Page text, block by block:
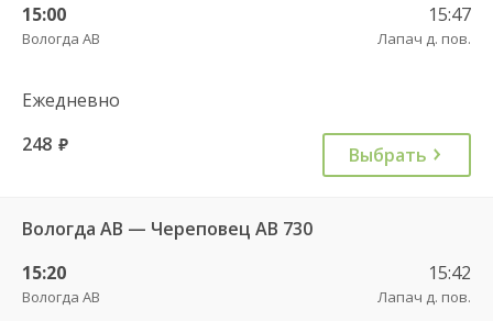
15:00
Вологда АВ
15:47
Лапач д. пов.
Ежедневно
248 руб. Выбрать
Вологда АВ — Череповец АВ 730
15:20
Вологда АВ
15:42
Лапач д. пов.